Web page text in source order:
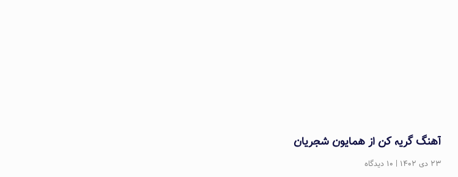
آهنگ گریه کن از همایون شجریان
۲۳ دی ۱۴۰۲